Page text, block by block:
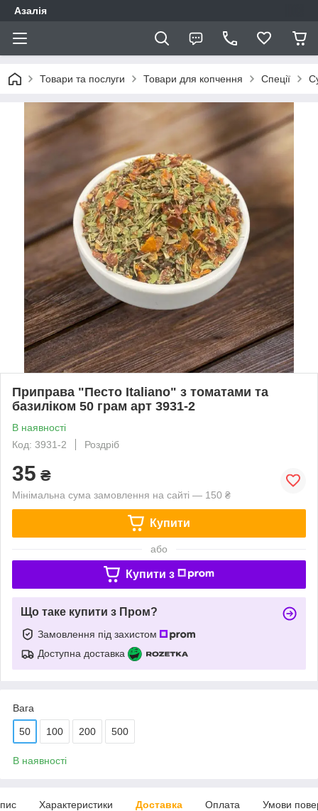
Азалія
Товари та послуги Товари для копчення Спеції
Приправа "Песто Italiano" з томатами та
базиліком 50 грам арт 3931-2
В наявності
Код: 3931-2
Роздріб
35 ₴
Мінімальна сума замовлення на сайті — 150 ₴
Купити
або
Купити з
Що таке купити з Пром?
Замовлення під захистом
Доступна доставка
Вага
50 100 200 500
В наявності
Характеристики Доставка Оплата Умови